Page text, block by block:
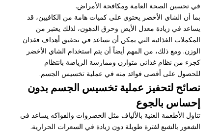
في تحسين الصحة العامة ومكافحة الأمراض.
بما أن الشاي الأخضر يحتوي على كميات هامة من الكافيين، قد
يساعد في زيادة معدل الأيض وحرق الدهون، لذلك يعتبر من
المكملات الغذائية التي يمكن أن تساعد في تحقيق أهداف فقدان
الوزن. ومع ذلك، من المهم أيضاً أن يتم استخدام الشاي الأخضر
كجزء من نظام غذائي متوازن وممارسة الرياضة بانتظام
للحصول على أقصى فوائد منه في عملية تخسيس الجسم.
نصائح لتحفيز عملية تخسيس الجسم بدون
إحساس بالجوع
تناول الأطعمة الغنية بالألياف مثل الخضروات والفواكه يساعد في
الشعور بالشبع لفترة طويلة دون زيادة في السعرات الحرارية.